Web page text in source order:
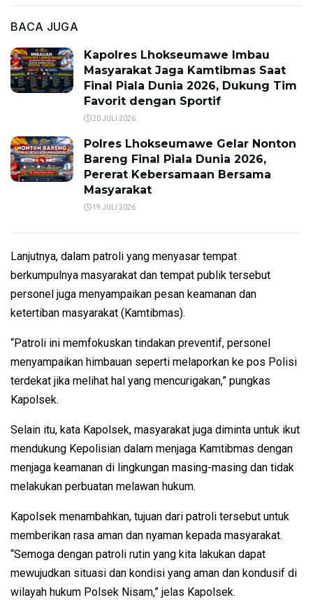
BACA JUGA
Kapolres Lhokseumawe Imbau
Masyarakat Jaga Kamtibmas Saat
Final Piala Dunia 2026, Dukung Tim
Favorit dengan Sportif
20 JULI 2026
Polres Lhokseumawe Gelar Nonton
Bareng Final Piala Dunia 2026,
Pererat Kebersamaan Bersama
Masyarakat
19 JULI 2026
Lanjutnya, dalam patroli yang menyasar tempat
berkumpulnya masyarakat dan tempat publik tersebut
personel juga menyampaikan pesan keamanan dan
ketertiban masyarakat (Kamtibmas).
“Patroli ini memfokuskan tindakan preventif, personel
menyampaikan himbauan seperti melaporkan ke pos Polisi
terdekat jika melihat hal yang mencurigakan,” pungkas
Kapolsek.
Selain itu, kata Kapolsek, masyarakat juga diminta untuk ikut
mendukung Kepolisian dalam menjaga Kamtibmas dengan
menjaga keamanan di lingkungan masing-masing dan tidak
melakukan perbuatan melawan hukum.
Kapolsek menambahkan, tujuan dari patroli tersebut untuk
memberikan rasa aman dan nyaman kepada masyarakat.
“Semoga dengan patroli rutin yang kita lakukan dapat
mewujudkan situasi dan kondisi yang aman dan kondusif di
wilayah hukum Polsek Nisam,” jelas Kapolsek.